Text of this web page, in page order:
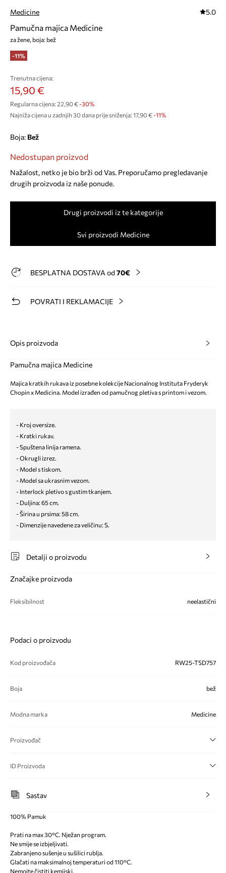
Medicine 5.0
Pamučna majica Medicine
za žene, boja: bež
-11%
Trenutna cijena:
15,90 €
Regularna cijena: 22,90 €-30%
Najniža cijena u zadnjih 30 dana prije sniženja: 17,90 € -11%
Boja: bež
Nedostupan proizvod
Nažalost, netko je bio brži od Vas. Preporučamo pregledavanje
drugih proizvoda iz naše ponude.
Drugi proizvodi iz te kategorije
Svi proizvodi Medicine
BESPLATNA DOSTAVA od 70€
POVRATI I REKLAMACIJE
Opis proizvoda
Pamučna majica Medicine
Majica kratkih rukava iz posebne kolekcije Nacionalnog Instituta Fryderyk
Chopin x Medicina. Model izrađen od pamučnog pletiva s printom i vezom.
- Kroj oversize.
- Kratki rukav.
- Spuštena linija ramena.
- Okrugli izrez.
- Model s tiskom.
- Model sa ukrasnim vezom.
- Interlock pletivo s gustim tkanjem.
- Duljina: 65 cm.
- Širina u prsima: 58 cm.
- Dimenzije navedene za veličinu: S.
Detalji o proizvodu
Značajke proizvoda
Fleksibilnost neelastični
Podaci o proizvodu
Kod proizvođača RW25-TSD757
Boja bež
Modna marka Medicine
Proizvođač
ID Proizvoda
Sastav
100% Pamuk
Prati na max 30°C. Nježan program.
Ne smije se izbjeljivati.
Zabranjeno sušenje u sušilici rublja.
Glačati na maksimalnoj temperaturi od 110°C.
Nemojte čistiti kemijski.